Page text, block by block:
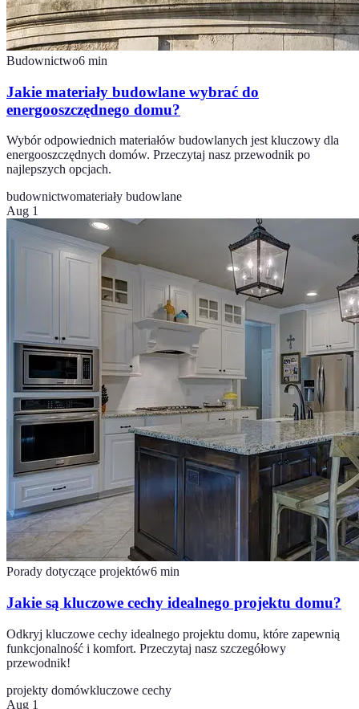
Budownictwo6 min
Jakie materiały budowlane wybrać do
energooszczędnego domu?
Wybór odpowiednich materiałów budowlanych jest kluczowy dla
energooszczędnych domów. Przeczytaj nasz przewodnik po
najlepszych opcjach.
budownictwomateriały budowlane
Aug 1
Porady dotyczące projektów6 min
Jakie są kluczowe cechy idealnego projektu domu?
Odkryj kluczowe cechy idealnego projektu domu, które zapewnią
funkcjonalność i komfort. Przeczytaj nasz szczegółowy
przewodnik!
projekty domówkluczowe cechy
Aug 1